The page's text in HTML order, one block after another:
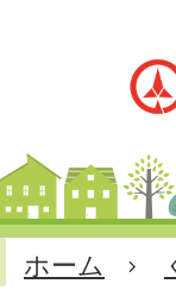
ホーム